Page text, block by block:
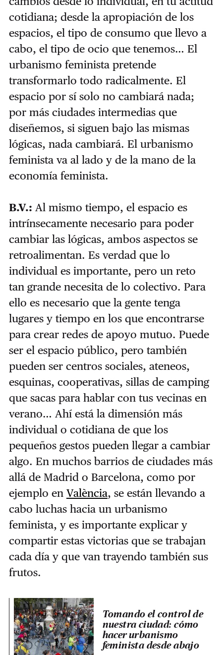
cotidiana; desde la apropiación de los
espacios, el tipo de consumo que llevo a
cabo, el tipo de ocio que tenemos… El
urbanismo feminista pretende
transformarlo todo radicalmente. El
espacio por sí solo no cambiará nada;
por más ciudades intermedias que
diseñemos, si siguen bajo las mismas
lógicas, nada cambiará. El urbanismo
feminista va al lado y de la mano de la
economía feminista.
B.V.: Al mismo tiempo, el espacio es
intrínsecamente necesario para poder
cambiar las lógicas, ambos aspectos se
retroalimentan. Es verdad que lo
individual es importante, pero un reto
tan grande necesita de lo colectivo. Para
ello es necesario que la gente tenga
lugares y tiempo en los que encontrarse
para crear redes de apoyo mutuo. Puede
ser el espacio público, pero también
pueden ser centros sociales, ateneos,
esquinas, cooperativas, sillas de camping
que sacas para hablar con tus vecinas en
verano… Ahí está la dimensión más
individual o cotidiana de que los
pequeños gestos pueden llegar a cambiar
algo. En muchos barrios de ciudades más
allá de Madrid o Barcelona, como por
ejemplo en València, se están llevando a
cabo luchas hacia un urbanismo
feminista, y es importante explicar y
compartir estas victorias que se trabajan
cada día y que van trayendo también sus
frutos.
Tomando el control de
nuestra ciudad: cómo
hacer urbanismo
feminista desde abajo